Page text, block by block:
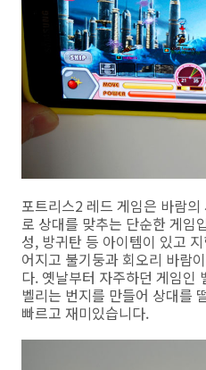
포트리스2 레드 게임은 바람
로 상대를 맞추는 단순한 게임
성, 방귀탄 등 아이템이 있고
어지고 불기둥과 회오리 바람
다. 옛날부터 자주하던 게임인
벨리는 번지를 만들어 상대를
빠르고 재미있습니다.